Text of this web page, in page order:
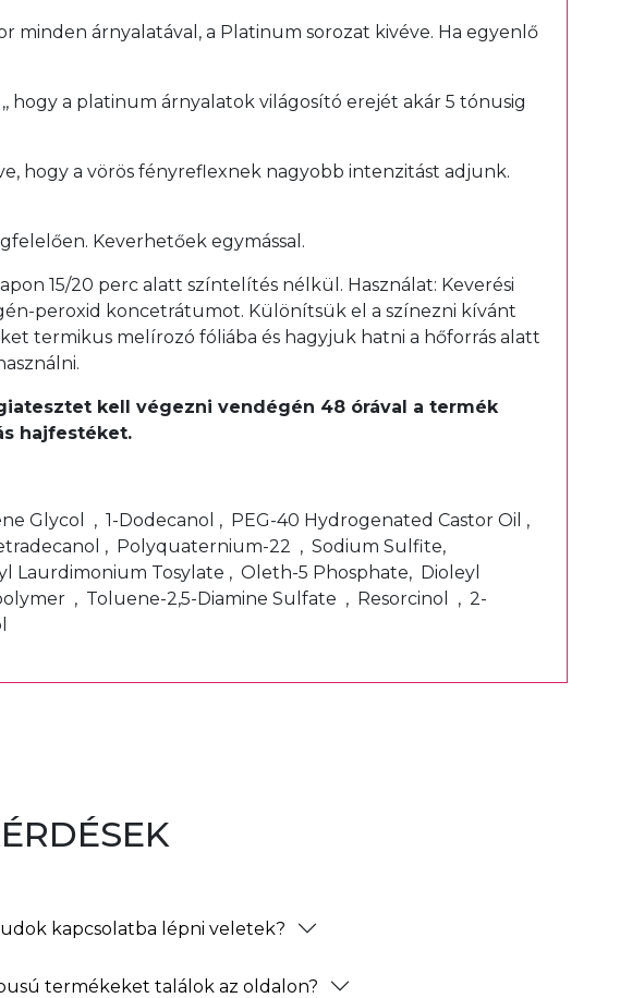
minden árnyalatával, a Platinum sorozat kivéve. Ha egyenlő
hogy a platinum árnyalatok világosító erejét akár 5 tónusig
hogy a vörös fényreflexnek nagyobb intenzitást adjunk.
Keverhetőek egymással.
15/20 perc alatt színtelítés nélkül. Használat: Keverési
peroxid koncetrátumot. Különítsük el a színezni kívánt
termikus melírozó fóliába és hagyjuk hatni a hőforrás alatt
kell végezni vendégén 48 órával a termék
hajfestéket.
Glycol , 1-Dodecanol , PEG-40 Hydrogenated Castor Oil ,
, Polyquaternium-22 , Sodium Sulfite,
Tosylate , Oleth-5 Phosphate, Dioleyl
, Toluene-2,5-Diamine Sulfate , Resorcinol , 2-
kapcsolatba lépni veletek?
termékeket találok az oldalon?